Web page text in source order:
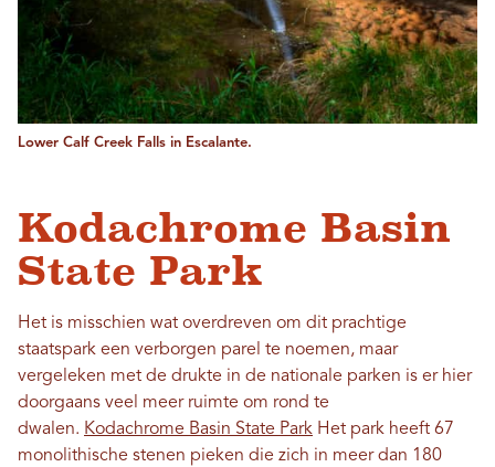
Lower Calf Creek Falls in Escalante.
Kodachrome Basin
State Park
Het is misschien wat overdreven om dit prachtige
staatspark een verborgen parel te noemen, maar
vergeleken met de drukte in de nationale parken is er hier
doorgaans veel meer ruimte om rond te
dwalen. Kodachrome Basin State Park Het park heeft 67
monolithische stenen pieken die zich in meer dan 180